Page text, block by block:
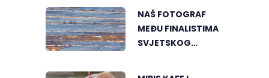
RIBLJEG PAPRIKAŠA
U DVOROVIMA
NAŠ FOTOGRAF
MEĐU FINALISTIMA
SVJETSKOG